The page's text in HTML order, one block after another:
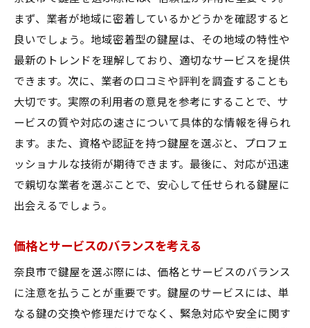
奈良市の鍵屋で得られる安心感
顧客対応の丁寧さをチェック
緊急時の対応力を重視する理由
奈良市で迅速対応！鍵屋に求めるサービスとは
24時間対応の必要性とメリット
緊急時のレスポンス速度を確認
地域に密着したサービスを選ぶ
迅速な鍵交換と修理のポイント
鍵屋選びの新常識奈良市での失敗しないコツ
選び方の新常識とは？
鍵屋選びで失敗しないための基準
まず、業者が地域に密着しているかどうかを確認すると
良いでしょう。地域密着型の鍵屋は、その地域の特性や
最新のトレンドを理解しており、適切なサービスを提供
できます。次に、業者の口コミや評判を調査することも
大切です。実際の利用者の意見を参考にすることで、サ
ービスの質や対応の速さについて具体的な情報を得られ
ます。また、資格や認証を持つ鍵屋を選ぶと、プロフェ
ッショナルな技術が期待できます。最後に、対応が迅速
で親切な業者を選ぶことで、安心して任せられる鍵屋に
出会えるでしょう。
価格とサービスのバランスを考える
奈良市で鍵屋を選ぶ際には、価格とサービスのバランス
に注意を払うことが重要です。鍵屋のサービスには、単
なる鍵の交換や修理だけでなく、緊急対応や安全に関す